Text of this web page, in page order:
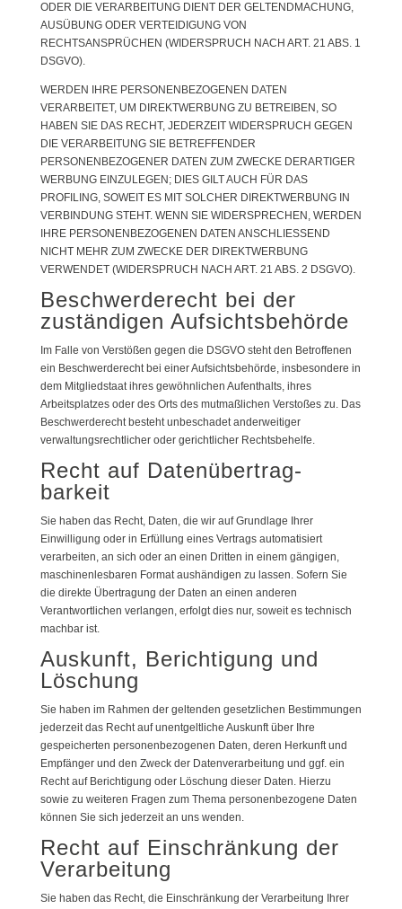
ODER DIE VERARBEITUNG DIENT DER GELTENDMACHUNG,
AUSÜBUNG ODER VERTEIDIGUNG VON
RECHTSANSPRÜCHEN (WIDERSPRUCH NACH ART. 21 ABS. 1
DSGVO).
WERDEN IHRE PERSONENBEZOGENEN DATEN
VERARBEITET, UM DIREKTWERBUNG ZU BETREIBEN, SO
HABEN SIE DAS RECHT, JEDERZEIT WIDERSPRUCH GEGEN
DIE VERARBEITUNG SIE BETREFFENDER
PERSONENBEZOGENER DATEN ZUM ZWECKE DERARTIGER
WERBUNG EINZULEGEN; DIES GILT AUCH FÜR DAS
PROFILING, SOWEIT ES MIT SOLCHER DIREKTWERBUNG IN
VERBINDUNG STEHT. WENN SIE WIDERSPRECHEN, WERDEN
IHRE PERSONENBEZOGENEN DATEN ANSCHLIESSEND
NICHT MEHR ZUM ZWECKE DER DIREKTWERBUNG
VERWENDET (WIDERSPRUCH NACH ART. 21 ABS. 2 DSGVO).
Beschwerde­recht bei der
zuständigen Aufsichts­behörde
Im Falle von Verstößen gegen die DSGVO steht den Betroffenen
ein Beschwerderecht bei einer Aufsichtsbehörde, insbesondere in
dem Mitgliedstaat ihres gewöhnlichen Aufenthalts, ihres
Arbeitsplatzes oder des Orts des mutmaßlichen Verstoßes zu. Das
Beschwerderecht besteht unbeschadet anderweitiger
verwaltungsrechtlicher oder gerichtlicher Rechtsbehelfe.
Recht auf Daten­übertrag­
barkeit
Sie haben das Recht, Daten, die wir auf Grundlage Ihrer
Einwilligung oder in Erfüllung eines Vertrags automatisiert
verarbeiten, an sich oder an einen Dritten in einem gängigen,
maschinenlesbaren Format aushändigen zu lassen. Sofern Sie
die direkte Übertragung der Daten an einen anderen
Verantwortlichen verlangen, erfolgt dies nur, soweit es technisch
machbar ist.
Auskunft, Berichtigung und
Löschung
Sie haben im Rahmen der geltenden gesetzlichen Bestimmungen
jederzeit das Recht auf unentgeltliche Auskunft über Ihre
gespeicherten personenbezogenen Daten, deren Herkunft und
Empfänger und den Zweck der Datenverarbeitung und ggf. ein
Recht auf Berichtigung oder Löschung dieser Daten. Hierzu
sowie zu weiteren Fragen zum Thema personenbezogene Daten
können Sie sich jederzeit an uns wenden.
Recht auf Einschränkung der
Verarbeitung
Sie haben das Recht, die Einschränkung der Verarbeitung Ihrer